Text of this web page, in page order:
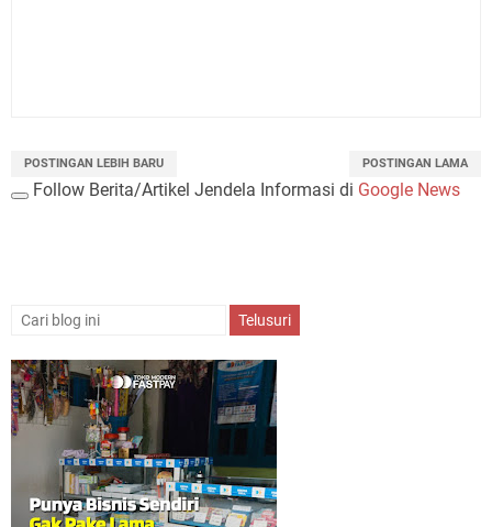
POSTINGAN LEBIH BARU POSTINGAN LAMA
Follow Berita/Artikel Jendela Informasi di Google News